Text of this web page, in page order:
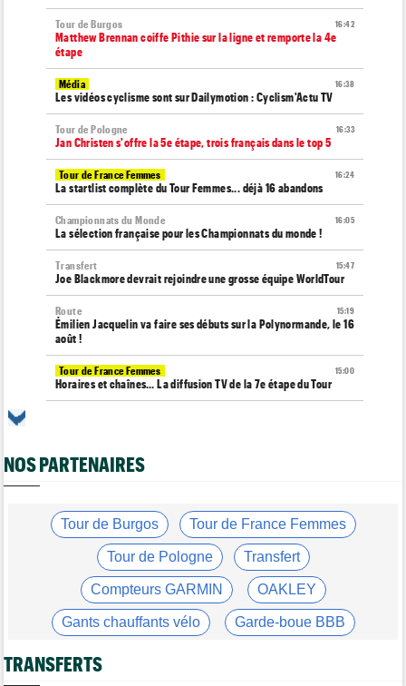
16:42
Tour de Burgos
Matthew Brennan coiffe Pithie sur la ligne et remporte la 4e
étape
16:38
Média
Les vidéos cyclisme sont sur Dailymotion : Cyclism'Actu TV
16:33
Tour de Pologne
Jan Christen s'offre la 5e étape, trois français dans le top 5
16:24
Tour de France Femmes
La startlist complète du Tour Femmes... déjà 16 abandons
16:05
Championnats du Monde
La sélection française pour les Championnats du monde !
15:47
Transfert
Joe Blackmore devrait rejoindre une grosse équipe WorldTour
15:19
Route
Émilien Jacquelin va faire ses débuts sur la Polynormande, le 16
août !
15:00
Tour de France Femmes
Horaires et chaînes… La diffusion TV de la 7e étape du Tour
Transfert
Jakobsen réagit à son transfert : "J'ai encore de la ressource"
Puck Pieterse : "Je vise le maillot à pois..."
Tour de France Femmes
Marlen Reusser, maillot jaune : "Le Mont Ventoux, on verra"
Agenda
Le Tour Femmes, Pologne, Burgos… le programme de la fin de
semaine
Média
Cyclism’Actu recrute des rédacteurs… si cela vous intéresse,
NOS PARTENAIRES
Tour de Burgos Tour de France Femmes
Tour de Pologne Transfert
Compteurs GARMIN OAKLEY
Gants chauffants vélo Garde-boue BBB
Casque ABUS
TRANSFERTS